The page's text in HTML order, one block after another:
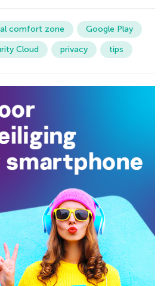
comfort zone
Google Play
Cloud
privacy tips